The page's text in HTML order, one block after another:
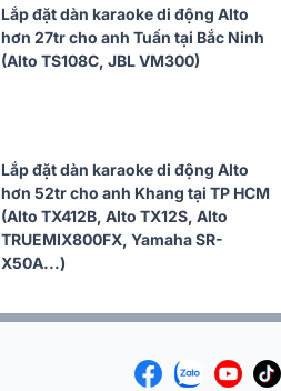
Lắp đặt dàn karaoke di động Alto
hơn 27tr cho anh Tuấn tại Bắc Ninh
(Alto TS108C, JBL VM300)
Lắp đặt dàn karaoke di động Alto
hơn 52tr cho anh Khang tại TP HCM
(Alto TX412B, Alto TX12S, Alto
TRUEMIX800FX, Yamaha SR-
X50A...)